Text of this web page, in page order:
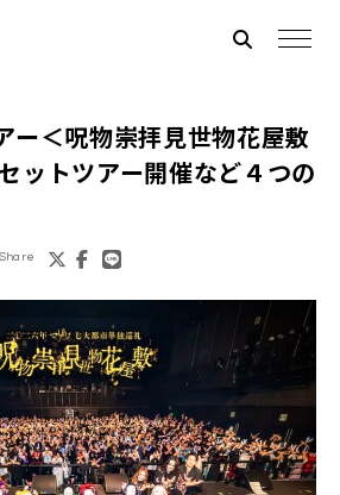
ー＜呪物崇拝見世物花屋敷
ットツアー開催など４つの
Share